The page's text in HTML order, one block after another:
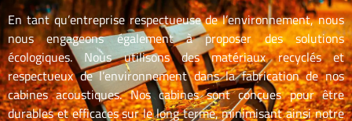
En tant qu’entreprise respectueuse de l’environnement, nous
nous engageons également à proposer des solutions
écologiques. Nous utilisons des matériaux recyclés et
respectueux de l’environnement dans la fabrication de nos
cabines acoustiques. Nos cabines sont conçues pour être
durables et efficaces sur le long terme, minimisant ainsi notre